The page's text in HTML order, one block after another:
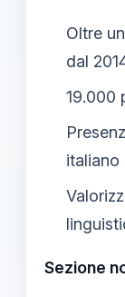
Oltre
dal
19.000
italiano
Sezione